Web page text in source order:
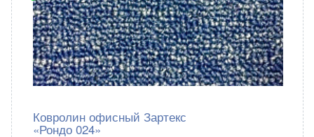
Ковролин офисный Зартекс
«Рондо 024»